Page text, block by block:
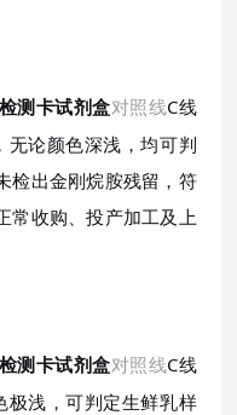
测卡试剂盒对照线C线
无论颜色深浅，均可判
检出金刚烷胺残留，符
常收购、投产加工及上
测卡试剂盒对照线C线
极浅，可判定生鲜乳样